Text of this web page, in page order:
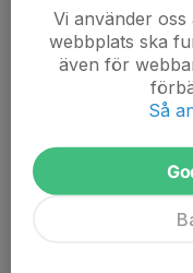
Björn Johansson
Wernesten
Magnus Samuelsson
Anton Särnstedt
Vi använder
webbplats ska
även för
Så